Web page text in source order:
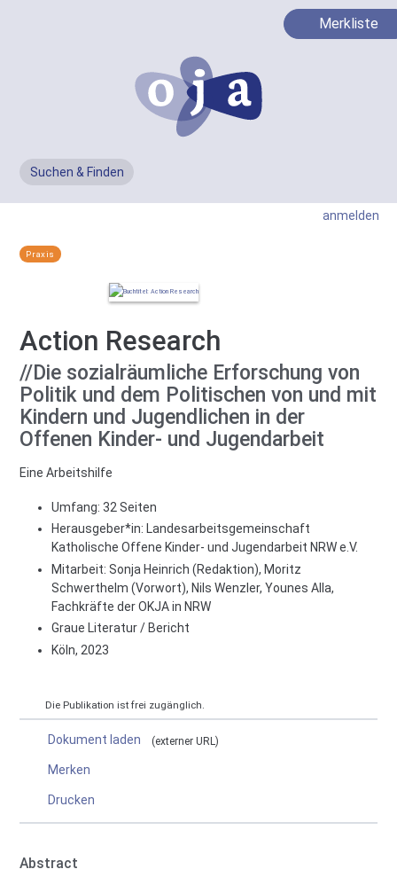
Suchen & Finden
Merkliste
anmelden
Praxis
Action Research
//Die sozialräumliche Erforschung von
Politik und dem Politischen von und mit
Kindern und Jugendlichen in der
Offenen Kinder- und Jugendarbeit
Eine Arbeitshilfe
Umfang: 32 Seiten
Herausgeber*in: Landesarbeitsgemeinschaft
Katholische Offene Kinder- und Jugendarbeit NRW e.V.
Mitarbeit: Sonja Heinrich (Redaktion), Moritz
Schwerthelm (Vorwort), Nils Wenzler, Younes Alla,
Fachkräfte der OKJA in NRW
Graue Literatur / Bericht
Köln, 2023
Die Publikation ist frei zugänglich.
Dokument laden externer URL
Merken
Drucken
Abstract